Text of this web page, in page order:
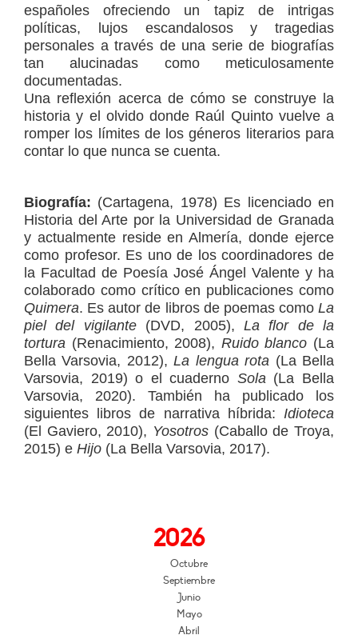
españoles ofreciendo un tapiz de intrigas
políticas, lujos escandalosos y tragedias
personales a través de una serie de biografías
tan alucinadas como meticulosamente
documentadas.
Una reflexión acerca de cómo se construye la
historia y el olvido donde Raúl Quinto vuelve a
romper los límites de los géneros literarios para
contar lo que nunca se cuenta.
Biografía: (Cartagena, 1978) Es licenciado en
Historia del Arte por la Universidad de Granada
y actualmente reside en Almería, donde ejerce
como profesor. Es uno de los coordinadores de
la Facultad de Poesía José Ángel Valente y ha
colaborado como crítico en publicaciones como
Quimera. Es autor de libros de poemas como La
piel del vigilante(DVD, 2005), La flor de la
tortura (Renacimiento, 2008), Ruido blanco (La
Bella Varsovia, 2012),La lengua rota (La Bella
Varsovia, 2019) o el cuaderno Sola(La Bella
Varsovia, 2020). También ha publicado los
siguientes libros de narrativa híbrida: Idioteca
(El Gaviero, 2010), Yosotros (Caballo de Troya,
2015) e Hijo (La Bella Varsovia, 2017).
2026
Octubre
Septiembre
Junio
Mayo
Abril